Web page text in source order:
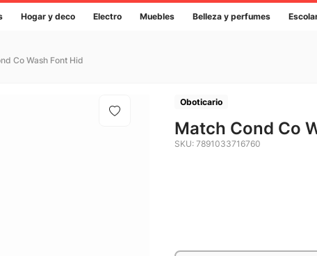
Hogar y deco Electro Muebles Belleza y perfumes
Co Wash Font Hid
Oboticario
Match Cond Co
SKU:7891033716760